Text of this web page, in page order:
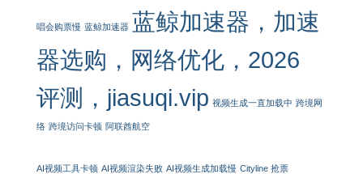
唱会购票慢 蓝鲸加速器 蓝鲸加速器，加速
器选购，网络优化，2026
评测，jiasuqi.vip 视频生成一直加载中 跨境网
络 跨境访问卡顿 阿联酋航空
AI视频工具卡顿 AI视频渲染失败 AI视频生成加载慢 Cityline 抢票